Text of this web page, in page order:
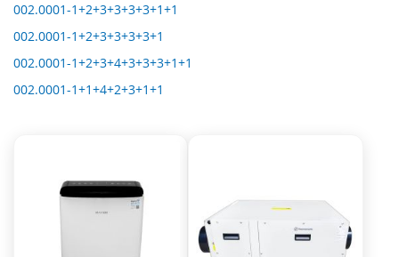
002.0001-1+2+3+3+3+3+1+1
002.0001-1+2+3+3+3+3+1
002.0001-1+2+3+4+3+3+3+1+1
002.0001-1+1+4+2+3+1+1